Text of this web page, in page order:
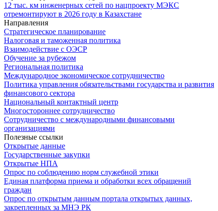
12 тыс. км инженерных сетей по нацпроекту МЭКС
отремонтируют в 2026 году в Казахстане
Направления
Стратегическое планирование
Налоговая и таможенная политика
Взаимодействие с ОЭСР
Обучение за рубежом
Региональная политика
Международное экономическое сотрудничество
Политика управления обязательствами государства и развития
финансового сектора
Национальный контактный центр
Многостороннее сотрудничество
Сотрудничество с международными финансовыми
организациями
Полезные ссылки
Открытые данные
Государственные закупки
Открытые НПА
Опрос по соблюдению норм служебной этики
Единая платформа приема и обработки всех обращений
граждан
Опрос по открытым данным портала открытых данных,
закрепленных за МНЭ РК